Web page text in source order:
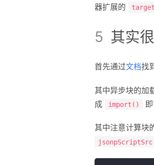
器扩展的
target
其实
首先通过文档找
其中异步块的加
成
import() 即
其中注意计算块
jsonpScriptSrc